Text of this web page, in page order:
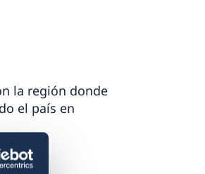
la región donde
el país en